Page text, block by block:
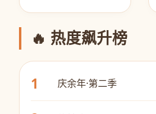
🔥 热度飙升榜
1 庆余年·第二季